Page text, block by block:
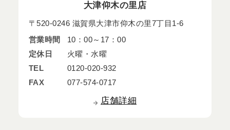
大津仰木の里店
〒520-0246 滋賀県大津市仰木の里7丁目1-6
営業時間
10：00～17：00
定休日
火曜・水曜
TEL
0120-020-932
FAX
077-574-0717
店舗詳細